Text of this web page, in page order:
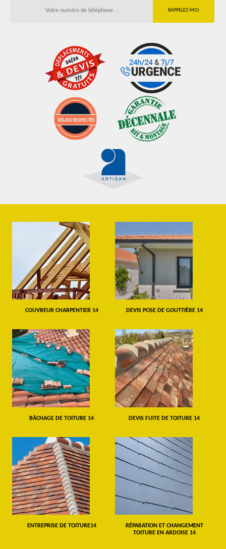
COUVREUR CHARPENTIER 14 DEVIS POSE DE GOUTTIÈRE 14
BÂCHAGE DE TOITURE 14 DEVIS FUITE DE TOITURE 14
ENTREPRISE DE TOITURE14
RÉPARATION ET CHANGEMENT
TOITURE EN ARDOISE 14